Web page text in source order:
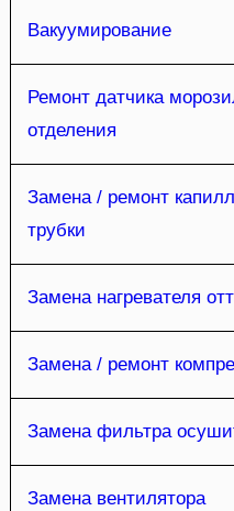
Вакуумирование
Ремонт датчика
отделения
Замена / ремонт
трубки
Замена нагревателя
Замена / ремонт
Замена фильтра
Замена вентилятора